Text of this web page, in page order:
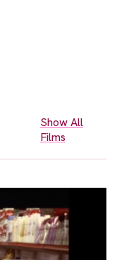
Show All
Films